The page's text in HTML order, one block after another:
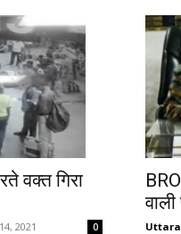
वक्त गिरा
2021 0